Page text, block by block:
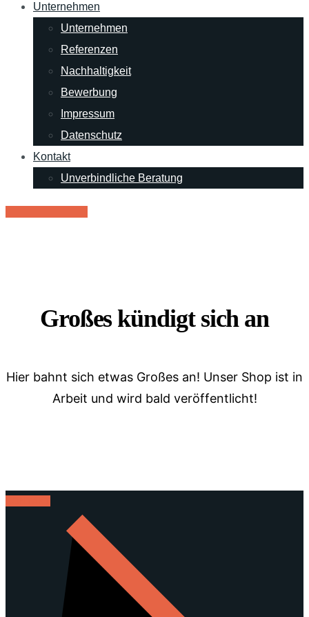
Unternehmen
Unternehmen
Referenzen
Nachhaltigkeit
Bewerbung
Impressum
Datenschutz
Kontakt
Unverbindliche Beratung
Großes kündigt sich an
Hier bahnt sich etwas Großes an! Unser Shop ist in
Arbeit und wird bald veröffentlicht!